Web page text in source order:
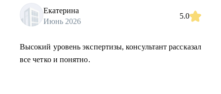
Екатерина
Июнь 2026
5.0
Высокий уровень экспертизы, консультант рассказал
все четко и понятно.